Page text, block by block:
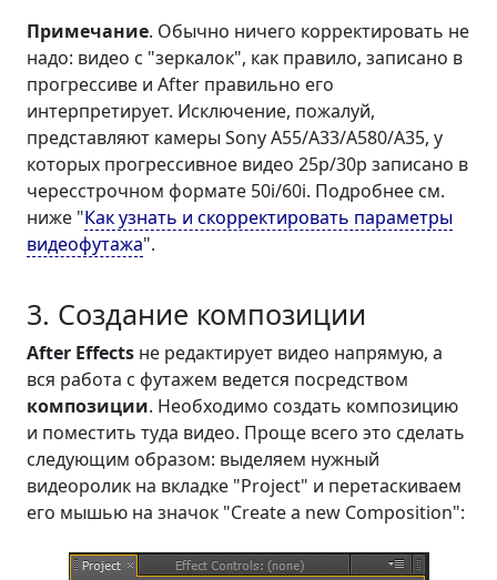
Примечание. Обычно ничего корректировать не
надо: видео с "зеркалок", как правило, записано в
прогрессиве и After правильно его
интерпретирует. Исключение, пожалуй,
представляют камеры Sony A55/A33/A580/A35, у
которых прогрессивное видео 25p/30p записано в
чересстрочном формате 50i/60i. Подробнее см.
ниже "Как узнать и скорректировать параметры
видеофутажа".
3. Создание композиции
After Effects не редактирует видео напрямую, а
вся работа с футажем ведется посредством
композиции. Необходимо создать композицию
и поместить туда видео. Проще всего это сделать
следующим образом: выделяем нужный
видеоролик на вкладке "Project" и перетаскиваем
его мышью на значок "Create a new Composition":